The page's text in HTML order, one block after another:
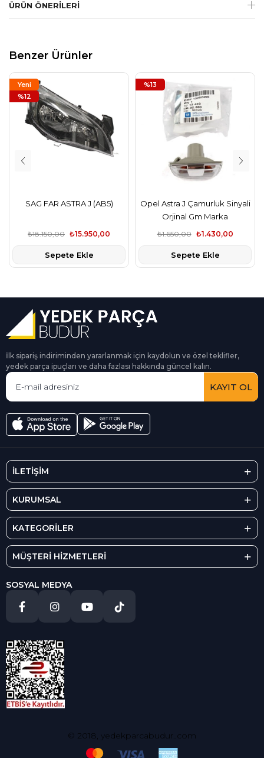
ÜRÜN ÖNERILERI
Benzer Ürünler
SAG FAR ASTRA J (AB5)
₺15.950,00
₺18.150,00
Sepete Ekle
Yeni
Ürün
%12
Opel Astra J Çamurluk Sinyali
Orjinal Gm Marka
₺1.430,00
₺1.650,00
Sepete Ekle
%13
İlk sipariş indiriminden yararlanmak için kaydolun ve özel teklifler,
yedek parça ipuçları ve daha fazlası hakkında güncel kalın.
KAYIT OL
İLETİŞİM
KURUMSAL
KATEGORİLER
MÜŞTERİ HİZMETLERİ
SOSYAL MEDYA
© 2018, yedekparcabudur..com